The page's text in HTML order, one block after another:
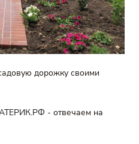
дорожку своими
- отвечаем на